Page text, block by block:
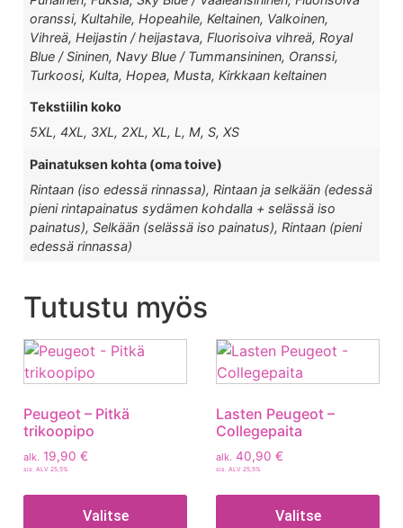
oranssi, Kultahile, Hopeahile, Keltainen, Valkoinen,
Vihreä, Heijastin / heijastava, Fluorisoiva vihreä, Royal
Blue / Sininen, Navy Blue / Tummansininen, Oranssi,
Turkoosi, Kulta, Hopea, Musta, Kirkkaan keltainen
Tekstiilin koko
5XL, 4XL, 3XL, 2XL, XL, L, M, S, XS
Painatuksen kohta (oma toive)
Rintaan (iso edessä rinnassa), Rintaan ja selkään (edessä
pieni rintapainatus sydämen kohdalla + selässä iso
painatus), Selkään (selässä iso painatus), Rintaan (pieni
edessä rinnassa)
Tutustu myös
Peugeot – Pitkä
trikoopipo
alk. 19,90 €
sis. ALV 25,5%
Valitse
Lasten Peugeot –
Collegepaita
alk. 40,90 €
sis. ALV 25,5%
Valitse